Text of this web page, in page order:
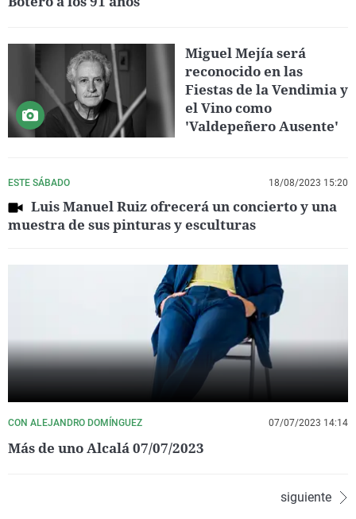
Miguel Mejía será
reconocido en las
Fiestas de la Vendimia y
el Vino como
'Valdepeñero Ausente'
ESTE SÁBADO 18/08/2023 15:20
Luis Manuel Ruiz ofrecerá un concierto y una
muestra de sus pinturas y esculturas
CON ALEJANDRO DOMÍNGUEZ 07/07/2023 14:14
Más de uno Alcalá 07/07/2023
siguiente